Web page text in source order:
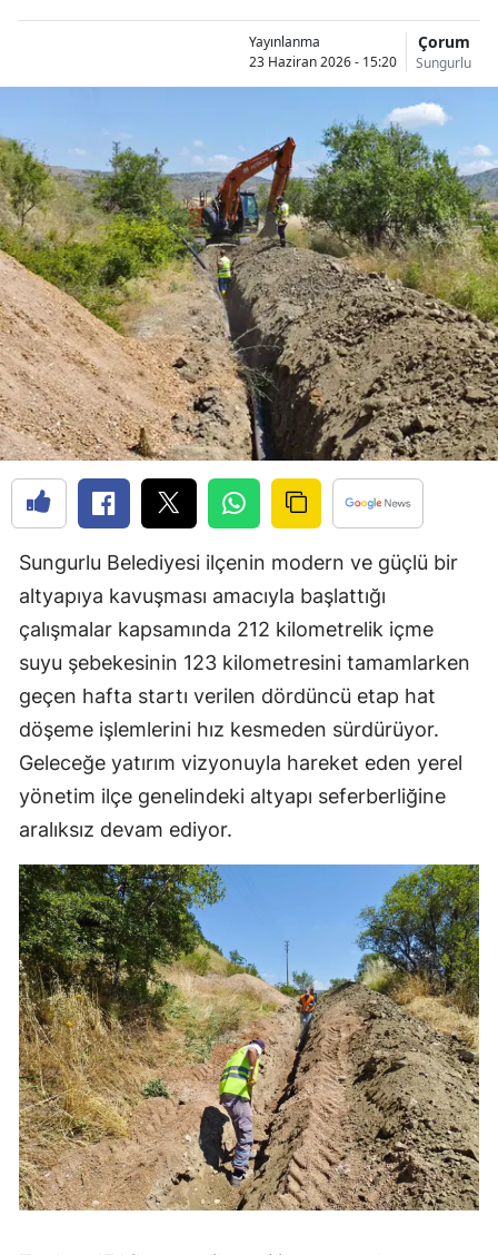
Çanakkale
Çorum
Denizli
Diyarbakır
Edirne
Elazığ
Erzincan
Erzurum
Eskişehir
Gaziantep
Giresun
Gümüşhane
Hakkari
Hatay
Isparta
Mersin
Kars
Kastamonu
Kayseri
Kırklareli
Kırşehir
Kocaeli
Konya
Yayınlanma
23 Haziran 2026 - 15:20
Çorum
Sungurlu
Sungurlu Belediyesi ilçenin modern ve güçlü bir
altyapıya kavuşması amacıyla başlattığı
çalışmalar kapsamında 212 kilometrelik içme
suyu şebekesinin 123 kilometresini tamamlarken
geçen hafta startı verilen dördüncü etap hat
döşeme işlemlerini hız kesmeden sürdürüyor.
Geleceğe yatırım vizyonuyla hareket eden yerel
yönetim ilçe genelindeki altyapı seferberliğine
aralıksız devam ediyor.